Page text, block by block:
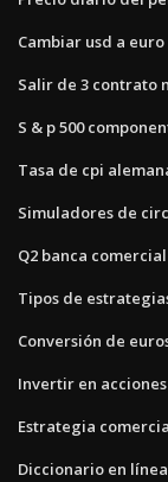
Cambiar usd a euro
Salir de 3 contrato
S & p 500
Tasa de cpi
Simuladores de
Q2 banca
Tipos de
Conversión de
Invertir en
Estrategia
Diccionario en